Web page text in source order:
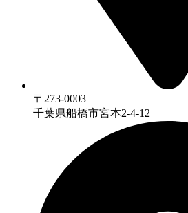
〒273-0003
千葉県船橋市宮本2-4-12